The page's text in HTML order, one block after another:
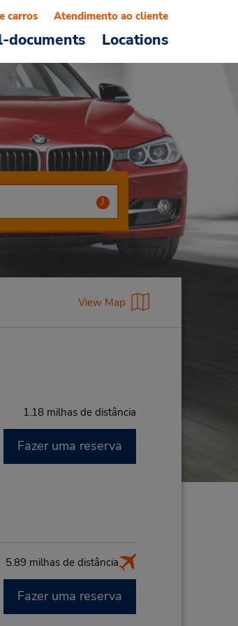
documents Locations
carros Atendimento ao cliente
View Map
1.18 milhas de distância
Fazer uma reserva
5.89 milhas de distância
Fazer uma reserva